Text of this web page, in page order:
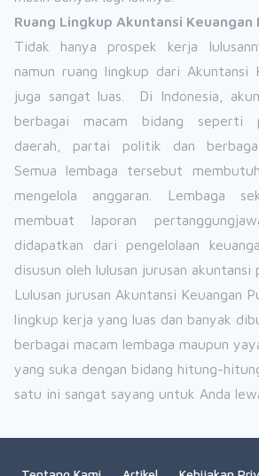
Ruang Lingkup Akuntansi Keuangan
Tidak hanya prospek kerja
namun ruang lingkup dari Akuntansi
juga sangat luas. Di Indonesia,
berbagai macam bidang seperti
daerah, partai politik dan
Semua lembaga tersebut
mengelola anggaran. Lembaga
membuat laporan
didapatkan dari pengelolaan
disusun oleh lulusan jurusan akuntansi
Lulusan jurusan Akuntansi Keuangan
lingkup kerja yang luas dan banyak
berbagai macam lembaga maupun
yang suka dengan bidang hitung-
satu ini sangat sayang untuk Anda